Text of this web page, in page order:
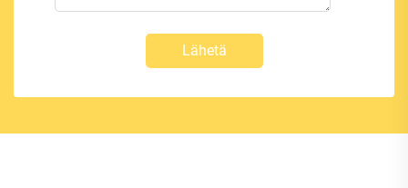
Lähetä